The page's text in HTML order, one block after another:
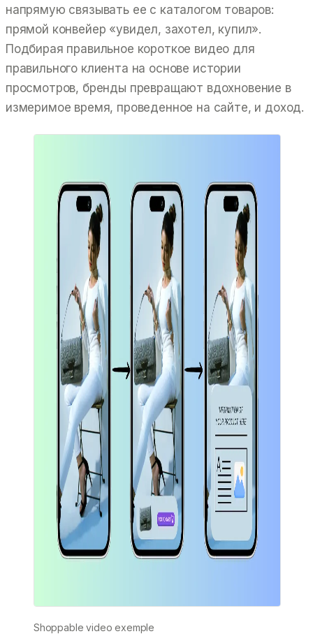
напрямую связывать ее с каталогом товаров:
прямой конвейер «увидел, захотел, купил».
Подбирая правильное короткое видео для
правильного клиента на основе истории
просмотров, бренды превращают вдохновение в
измеримое время, проведенное на сайте, и доход.
Shoppable video exemple